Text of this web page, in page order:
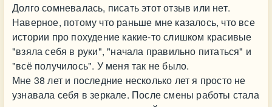
Долго сомневалась, писать этот отзыв или нет.
Наверное, потому что раньше мне казалось, что все
истории про похудение какие-то слишком красивые
"взяла себя в руки", "начала правильно питаться" и
"всё получилось". У меня так не было.
Мне 38 лет и последние несколько лет я просто не
узнавала себя в зеркале. После смены работы стала